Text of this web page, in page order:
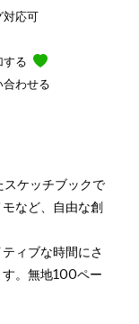
応可
する
合わせる
ケッチブックで
など、自由な創
ィブな時間にさ
す。無地100ペー